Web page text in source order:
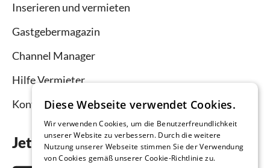
Inserieren und vermieten
Gastgebermagazin
Channel Manager
Hilfe Vermieter
Kontakt
Jetzt die App downloaden
Diese Webseite verwendet Cookies.
Wir verwenden Cookies, um die Benutzerfreundlichkeit
unserer Website zu verbessern. Durch die weitere
Nutzung unserer Webseite stimmen Sie der Verwendung
von Cookies gemäß unserer Cookie-Richtlinie zu.